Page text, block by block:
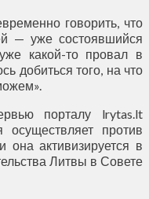
говорить, что
— уже состоявшийся
какой-то провал в
добиться того, на что
порталу lrytas.lt
осуществляет против
активизируется в
Литвы в Совете